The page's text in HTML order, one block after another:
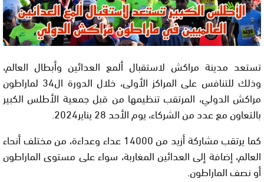
تستعد مدينة مراكش لاستقبال ألمع العدائين وأبطال العالم،
وذلك للتنافس على المراكز الأولى، خلال الدورة ال34 لماراطون
مراكش الدولي، المرتقب تنظيمها من قبل جمعية الأطلس الكبير
بالتعاون مع عدد من الشركاء، يوم الأحد 28 يناير2024.
كما يرتقب مشاركة أزيد من 14000 عداء وعداءة، من مختلف أنحاء
العالم، إضافة إلى العدائين المغاربة، سواء على مستوى الماراطون
أو نصف الماراطون.